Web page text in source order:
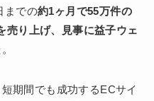
までの約1ヶ月で55万件の
売り上げ、見事に益子ウェ
期間でも成功するECサイ